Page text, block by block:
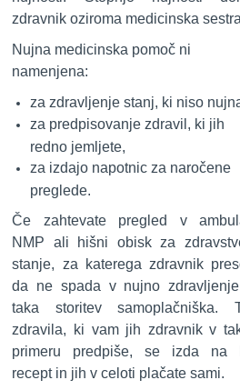
zdravnik oziroma medicinska
Nujna medicinska pomoč ni
namenjena:
za zdravljenje stanj, ki niso
za predpisovanje zdravil, ki jih
redno jemljete,
za izdajo napotnic za naročene
preglede.
Če zahtevate pregled v
NMP ali hišni obisk za
stanje, za katerega zdravnik
da ne spada v nujno
taka storitev samoplačniška.
zdravila, ki vam jih zdravnik v
primeru predpiše, se izda na
recept in jih v celoti plačate sami.